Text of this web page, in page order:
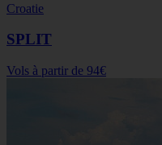
Croatie
SPLIT
Vols à partir de 94€